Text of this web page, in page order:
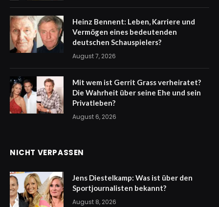
Heinz Bennent: Leben, Karriere und
Vermögen eines bedeutenden
deutschen Schauspielers?
August 7, 2026
Mit wem ist Gerrit Grass verheiratet?
Die Wahrheit über seine Ehe und sein
Privatleben?
August 6, 2026
NICHT VERPASSEN
Jens Diestelkamp: Was ist über den
Sportjournalisten bekannt?
August 8, 2026